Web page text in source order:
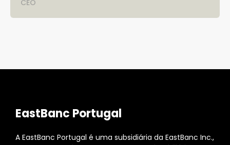
CEO
EastBanc Portugal
A EastBanc Portugal é uma subsidiária da EastBanc Inc.,